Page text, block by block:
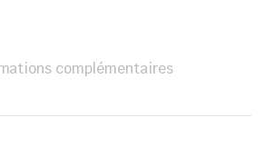
complémentaires